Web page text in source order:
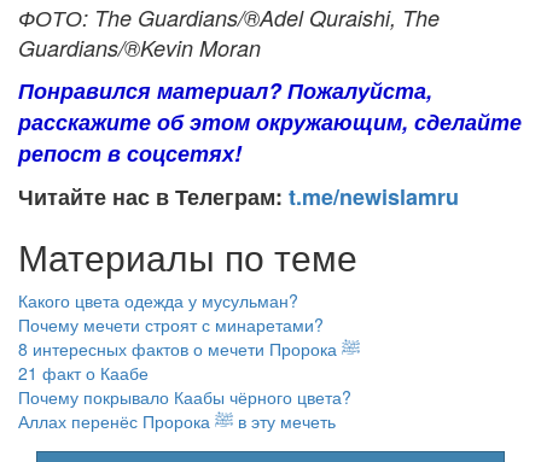
ФОТО: The Guardians/®Adel Quraishi, The
Guardians/®Kevin Moran
Понравился материал? Пожалуйста,
расскажите об этом окружающим, сделайте
репост в соцсетях!
Читайте нас в Телеграм: t.me/newislamru
Материалы по теме
Какого цвета одежда у мусульман?
Почему мечети строят с минаретами?
8 интересных фактов о мечети Пророка ﷺ
21 факт о Каабе
Почему покрывало Каабы чёрного цвета?
Аллах перенёс Пророка ﷺ в эту мечеть